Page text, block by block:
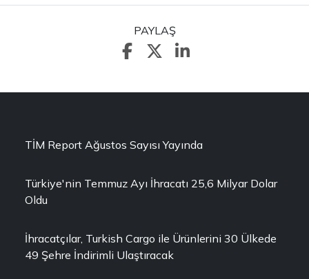
PAYLAŞ
TİM Report Ağustos Sayısı Yayında
Türkiye'nin Temmuz Ayı İhracatı 25,6 Milyar Dolar
Oldu
İhracatçılar, Turkish Cargo ile Ürünlerini 30 Ülkede
49 Şehre İndirimli Ulaştıracak